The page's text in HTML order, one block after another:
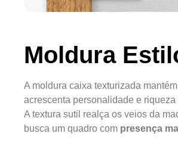
Moldura
A moldura caixa texturizada
acrescenta personalidade e
A textura sutil realça os veios da
busca um quadro com presença